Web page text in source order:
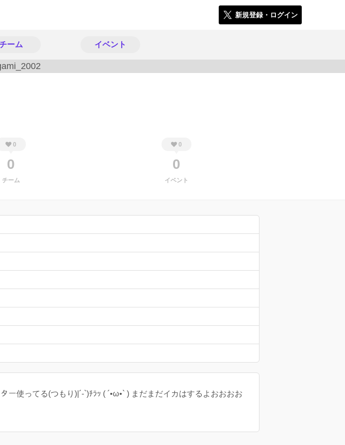
新規登録・ログイン
ーム イベント
0
0
チーム
0
0
イベント
使ってる(つもり)|´-`)ﾁﾗｯ ( ´•ω•` ) まだまだイカはするよおおおお